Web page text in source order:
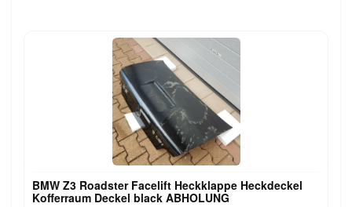
BMW Z3 Roadster Facelift Heckklappe Heckdeckel
Kofferraum Deckel black ABHOLUNG